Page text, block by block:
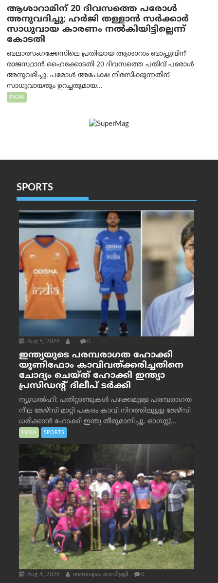
ആശാറാമിന് 20 ദിവസത്തെ പരോൾ
അനുവദിച്ചു; ഹർജി തള്ളാൻ സർക്കാർ
സാധുവായ കാരണം നൽകിയിട്ടില്ലെന്ന്
കോടതി
ബലാത്സംഗക്കേസിലെ പ്രതിയായ ആശാറാം ബാപ്പുവിന്
രാജസ്ഥാൻ ഹൈക്കോടതി 20 ദിവസത്തെ പതിവ് പരോൾ
അനുവദിച്ചു. പരോൾ അപേക്ഷ നിരസിക്കുന്നതിന്
സാധുവായതും ഉറച്ചതുമായ...
INDIA
SPORTS
Aug 5, 2026 . 0
ഇന്ത്യയുടെ പരമ്പരാഗത ഹോക്കി
യൂണിഫോം കാവിവത്ക്കരിച്ചതിനെ
ചോദ്യം ചെയ്ത് ഹോക്കി ഇന്ത്യാ
പ്രസിഡന്റ് ദിലീപ് ടര്‍ക്കി
ന്യൂഡൽഹി: പതിറ്റാണ്ടുകൾ പഴക്കമുള്ള പരമ്പരാഗത
നീല ജേഴ്‌സി മാറ്റി പകരം കാവി നിറത്തിലുള്ള ജേഴ്‌സി
ധരിക്കാൻ ഹോക്കി ഇന്ത്യ തീരുമാനിച്ചു. ഓഗസ്റ്റ്...
INDIA SPORTS
Aug 4, 2026 അനശ്വരം മാമ്പിള്ളി 0